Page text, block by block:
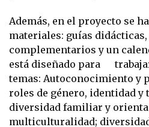
Además, en el proyecto se
materiales: guías
complementarios y un
está diseñado para
temas: Autoconocimiento y
roles de género, identidad y
diversidad familiar y
multiculturalidad;